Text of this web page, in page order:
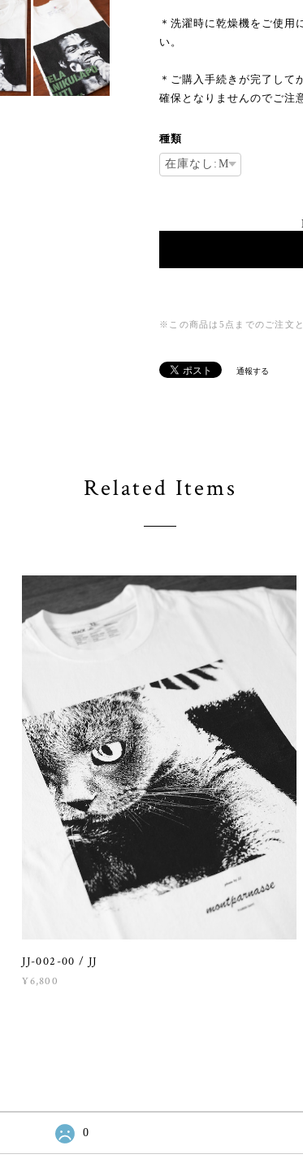
＊洗濯時に乾燥機をご使用
い。
＊ご購入手続きが完了して
確保となりませんのでご注
種類
※この商品は5点までのご注文
通報する
Related Items
JJ-002-00 / JJ
¥6,800
0